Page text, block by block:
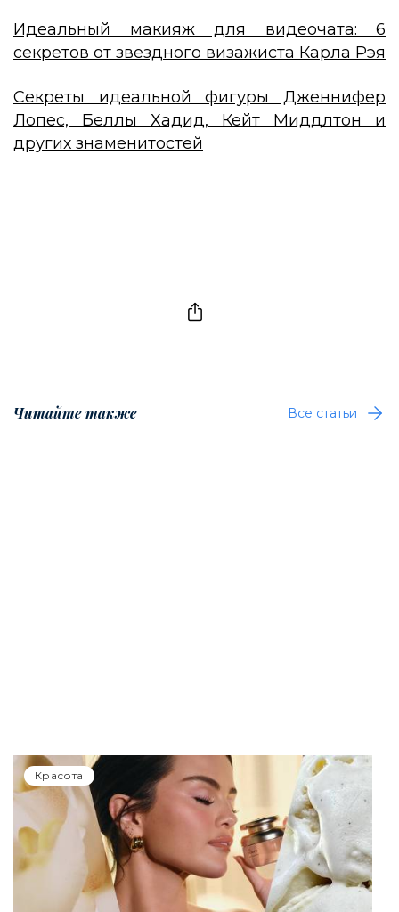
Идеальный макияж для видеочата: 6
секретов от звездного визажиста Карла Рэя
Секреты идеальной фигуры Дженнифер
Лопес, Беллы Хадид, Кейт Миддлтон и
других знаменитостей
Читайте также Все статьи
Красота